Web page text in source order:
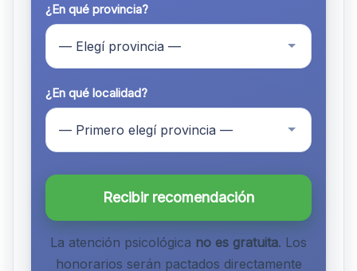
¿En qué provincia?
¿En qué localidad?
Recibir recomendación
La atención psicológica no es gratuita. Los
honorarios serán pactados directamente